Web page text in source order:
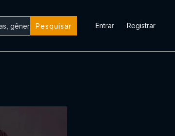
Pesquisar Entrar Registrar